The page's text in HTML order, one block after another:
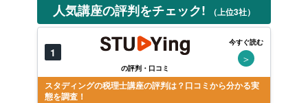
人気講座の評判をチェック! （上位3社）
1
の評判・口コミ
今すぐ読む
＞
スタディングの税理士講座の評判は？口コミから分かる実
態を調査！